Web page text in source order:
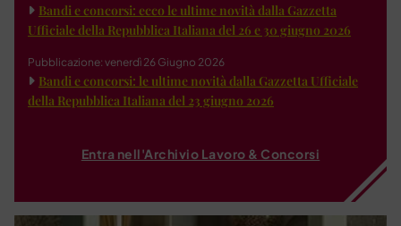
Bandi e concorsi: ecco le ultime novità dalla Gazzetta
Ufficiale della Repubblica Italiana del 26 e 30 giugno 2026
Pubblicazione: venerdì 26 Giugno 2026
Bandi e concorsi: le ultime novità dalla Gazzetta Ufficiale
della Repubblica Italiana del 23 giugno 2026
Entra nell'Archivio Lavoro & Concorsi